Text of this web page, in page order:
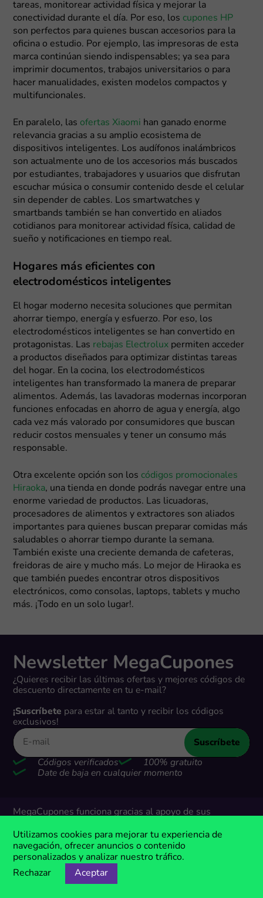
tareas, monitorear actividad física y mejorar la
conectividad durante el día. Por eso, los cupones HP
son perfectos para quienes buscan accesorios para la
oficina o estudio. Por ejemplo, las impresoras de esta
marca continúan siendo indispensables; ya sea para
imprimir documentos, trabajos universitarios o para
hacer manualidades, existen modelos compactos y
multifuncionales.
En paralelo, las ofertas Xiaomi han ganado enorme
relevancia gracias a su amplio ecosistema de
dispositivos inteligentes. Los audífonos inalámbricos
son actualmente uno de los accesorios más buscados
por estudiantes, trabajadores y usuarios que disfrutan
escuchar música o consumir contenido desde el celular
sin depender de cables. Los smartwatches y
smartbands también se han convertido en aliados
cotidianos para monitorear actividad física, calidad de
sueño y notificaciones en tiempo real.
Hogares más eficientes con
electrodomésticos inteligentes
El hogar moderno necesita soluciones que permitan
ahorrar tiempo, energía y esfuerzo. Por eso, los
electrodomésticos inteligentes se han convertido en
protagonistas. Las rebajas Electrolux permiten acceder
a productos diseñados para optimizar distintas tareas
del hogar. En la cocina, los electrodomésticos
inteligentes han transformado la manera de preparar
alimentos. Además, las lavadoras modernas incorporan
funciones enfocadas en ahorro de agua y energía, algo
cada vez más valorado por consumidores que buscan
reducir costos mensuales y tener un consumo más
responsable.
Otra excelente opción son los códigos promocionales
Hiraoka, una tienda en donde podrás navegar entre una
enorme variedad de productos. Las licuadoras,
procesadores de alimentos y extractores son aliados
importantes para quienes buscan preparar comidas más
saludables o ahorrar tiempo durante la semana.
También existe una creciente demanda de cafeteras,
freidoras de aire y mucho más. Lo mejor de Hiraoka es
que también puedes encontrar otros dispositivos
electrónicos, como consolas, laptops, tablets y mucho
más. ¡Todo en un solo lugar!.
Newsletter MegaCupones
¿Quieres recibir las últimas ofertas y mejores códigos de
descuento directamente en tu e-mail?
¡Suscríbete para estar al tanto y recibir los códigos
exclusivos!
Suscríbete
Códigos verificados
100% gratuito
Date de baja en cualquier momento
MegaCupones funciona gracias al apoyo de sus
enlaces en nuestro sitio web, podemos ganar una
pequeña comisión de nuestros socios.
Utilizamos cookies para mejorar tu experiencia de
navegación, ofrecer anuncios o contenido
personalizados y analizar nuestro tráfico.
Rechazar
Aceptar